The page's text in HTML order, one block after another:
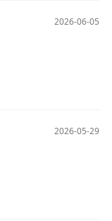
2026-06-05
2026-05-29